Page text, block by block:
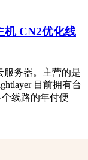
机 CN2优化线
服务器。主营的是
目前拥有台
线路的年付便